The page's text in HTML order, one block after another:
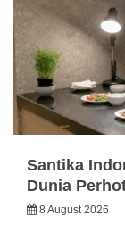
Santika
Dunia
8 August 2026